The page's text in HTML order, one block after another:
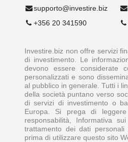
supporto@investire.biz
+356 20 341590
Investire.biz non offre servizi
di investimento. Le
devono essere considerate
personalizzati e sono
al pubblico in generale. Tutti i
della società puntano verso
di servizi di investimento o
Europa. Si prega di
responsabilità, Informativa
trattamento dei dati
prima di utilizzare questo sito